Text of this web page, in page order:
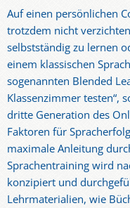
Auf einen persönlichen
trotzdem nicht
selbstständig zu lernen
einem klassischen
sogenannten Blended
Klassenzimmer testen“,
dritte Generation des
Faktoren für
maximale Anleitung
Sprachentraining wird
konzipiert und
Lehrmaterialien, wie